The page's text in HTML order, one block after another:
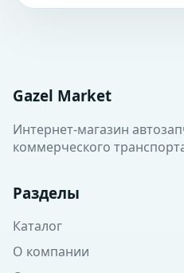
Gazel Market
Интернет-магазин
коммерческого
Разделы
Каталог
О компании